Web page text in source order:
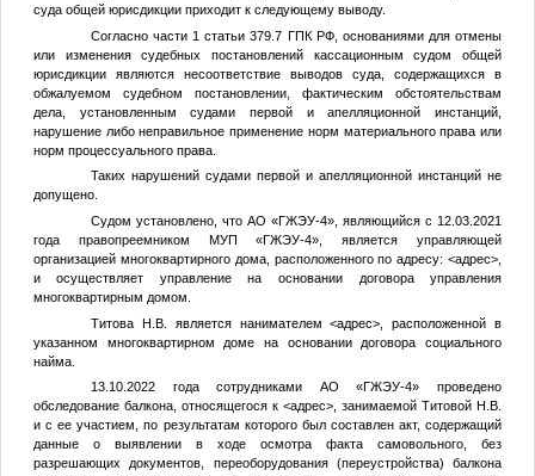
суда общей юрисдикции приходит к следующему выводу.
Согласно части 1 статьи 379.7 ГПК РФ, основаниями для отмены
или изменения судебных постановлений кассационным судом общей
юрисдикции являются несоответствие выводов суда, содержащихся в
обжалуемом судебном постановлении, фактическим обстоятельствам
дела, установленным судами первой и апелляционной инстанций,
нарушение либо неправильное применение норм материального права или
норм процессуального права.
Таких нарушений судами первой и апелляционной инстанций не
допущено.
Судом установлено, что АО «ГЖЭУ-4», являющийся с 12.03.2021
года правопреемником МУП «ГЖЭУ-4», является управляющей
организацией многоквартирного дома, расположенного по адресу:<адрес>
и осуществляет управление на основании договора управления
многоквартирным домом.
Титова Н.В. является нанимателем<адрес> , расположенной в
указанном многоквартирном доме на основании договора социального
найма.
13.10.2022 года сотрудниками АО «ГЖЭУ-4» проведено
обследование балкона, относящегося к<адрес> , занимаемой Титовой Н.В.
и с ее участием, по результатам которого был составлен акт, содержащий
данные о выявлении в ходе осмотра факта самовольного, без
разрешающих документов, переоборудования (переустройства) балкона